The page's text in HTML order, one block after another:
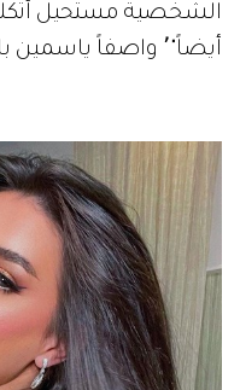
الشخصية مستحيل
أيضاً"٬ واصفاً ياسمين بالإنسانة المحترمة جداً.